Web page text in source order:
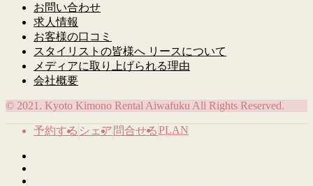
お問い合わせ
求人情報
お客様の口コミ
スタイリストの皆様へ リースについて
メディアに取り上げられる理由
会社概要
© 2021. Kyoto Kimono Rental Aiwafuku All Rights Reserved.
予約する シェア 問合せるPLAN